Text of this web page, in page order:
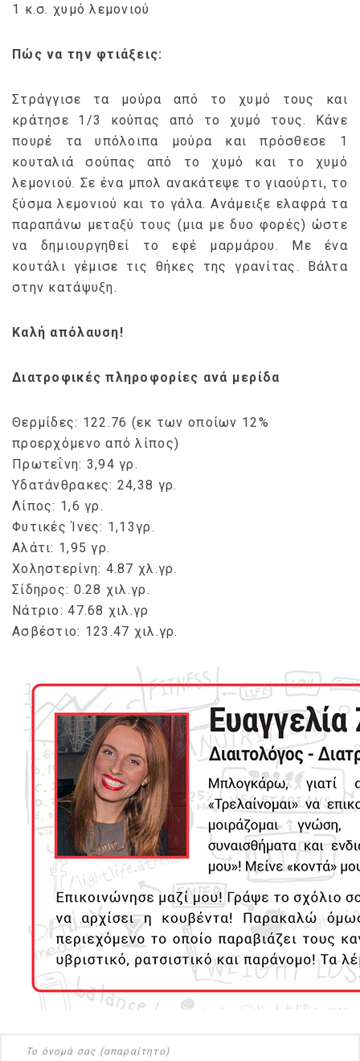
1 κ.σ. χυμό λεμονιού
Πώς να την φτιάξεις:
Στράγγισε τα μούρα από το χυμό τους και
κράτησε 1/3 κούπας από το χυμό τους. Κάνε
πουρέ τα υπόλοιπα μούρα και πρόσθεσε 1
κουταλιά σούπας από το χυμό και το χυμό
λεμονιού. Σε ένα μπολ ανακάτεψε το γιαούρτι, το
ξύσμα λεμονιού και το γάλα. Ανάμειξε ελαφρά τα
παραπάνω μεταξύ τους (μια με δυο φορές) ώστε
να δημιουργηθεί το εφέ μαρμάρου. Με ένα
κουτάλι γέμισε τις θήκες της γρανίτας. Βάλτα
στην κατάψυξη.
Καλή απόλαυση!
Διατροφικές πληροφορίες ανά μερίδα
Θερμίδες: 122.76 (εκ των οποίων 12%
προερχόμενο από λίπος)
Πρωτεΐνη: 3,94 γρ.
Υδατάνθρακες: 24,38 γρ.
Λίπος: 1,6 γρ.
Φυτικές Ίνες: 1,13γρ.
Αλάτι: 1,95 γρ.
Χοληστερίνη: 4.87 χλ.γρ.
Σίδηρος: 0.28 χιλ.γρ.
Νάτριο: 47.68 χιλ.γρ
Ασβέστιο: 123.47 χιλ.γρ.